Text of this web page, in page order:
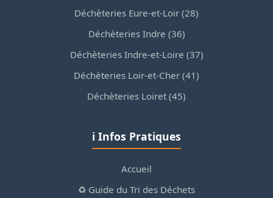
Déchèteries Eure-et-Loir (28)
Déchèteries Indre (36)
Déchèteries Indre-et-Loire (37)
Déchèteries Loir-et-Cher (41)
Déchèteries Loiret (45)
ℹ️ Infos Pratiques
Accueil
♻️ Guide du Tri des Déchets